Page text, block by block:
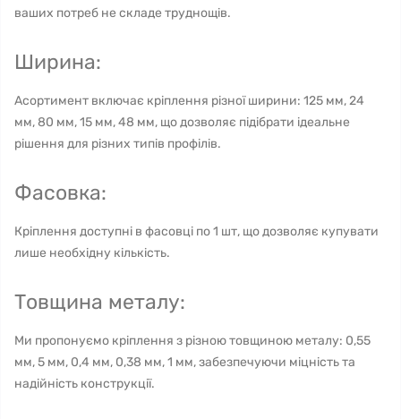
ваших потреб не складе труднощів.
Ширина:
Асортимент включає кріплення різної ширини: 125 мм, 24
мм, 80 мм, 15 мм, 48 мм, що дозволяє підібрати ідеальне
рішення для різних типів профілів.
Фасовка:
Кріплення доступні в фасовці по 1 шт, що дозволяє купувати
лише необхідну кількість.
Товщина металу:
Ми пропонуємо кріплення з різною товщиною металу: 0,55
мм, 5 мм, 0,4 мм, 0,38 мм, 1 мм, забезпечуючи міцність та
надійність конструкції.